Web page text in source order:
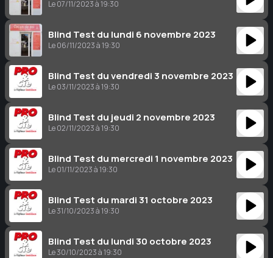
Le 07/11/2023 à 19:30
Blind Test du lundi 6 novembre 2023
Le 06/11/2023 à 19:30
Blind Test du vendredi 3 novembre 2023
Le 03/11/2023 à 19:30
Blind Test du jeudi 2 novembre 2023
Le 02/11/2023 à 19:30
Blind Test du mercredi 1 novembre 2023
Le 01/11/2023 à 19:30
Blind Test du mardi 31 octobre 2023
Le 31/10/2023 à 19:30
Blind Test du lundi 30 octobre 2023
Le 30/10/2023 à 19:30